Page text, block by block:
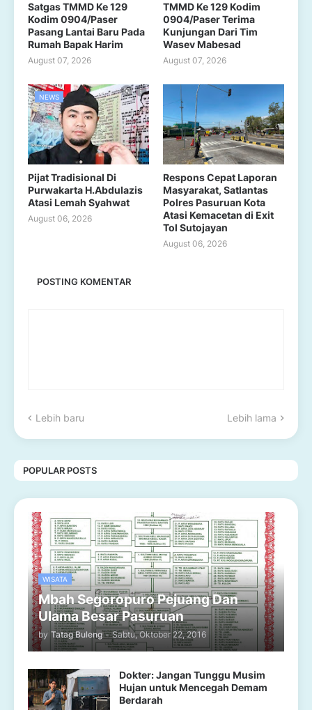
Satgas TMMD Ke 129
Kodim 0904/Paser
Pasang Lantai Baru Pada
Rumah Bapak Harim
August 07, 2026
TMMD Ke 129 Kodim
0904/Paser Terima
Kunjungan Dari Tim
Wasev Mabesad
August 07, 2026
NEWS
Pijat Tradisional Di
Purwakarta H.Abdulazis
Atasi Lemah Syahwat
August 06, 2026
Respons Cepat Laporan
Masyarakat, Satlantas
Polres Pasuruan Kota
Atasi Kemacetan di Exit
Tol Sutojayan
August 06, 2026
POSTING KOMENTAR
Lebih baru Lebih lama
POPULAR POSTS
WISATA
Mbah Segoropuro Pejuang Dan
Ulama Besar Pasuruan
by Tatag Buleng - Sabtu, Oktober 22, 2016
Dokter: Jangan Tunggu Musim
Hujan untuk Mencegah Demam
Berdarah